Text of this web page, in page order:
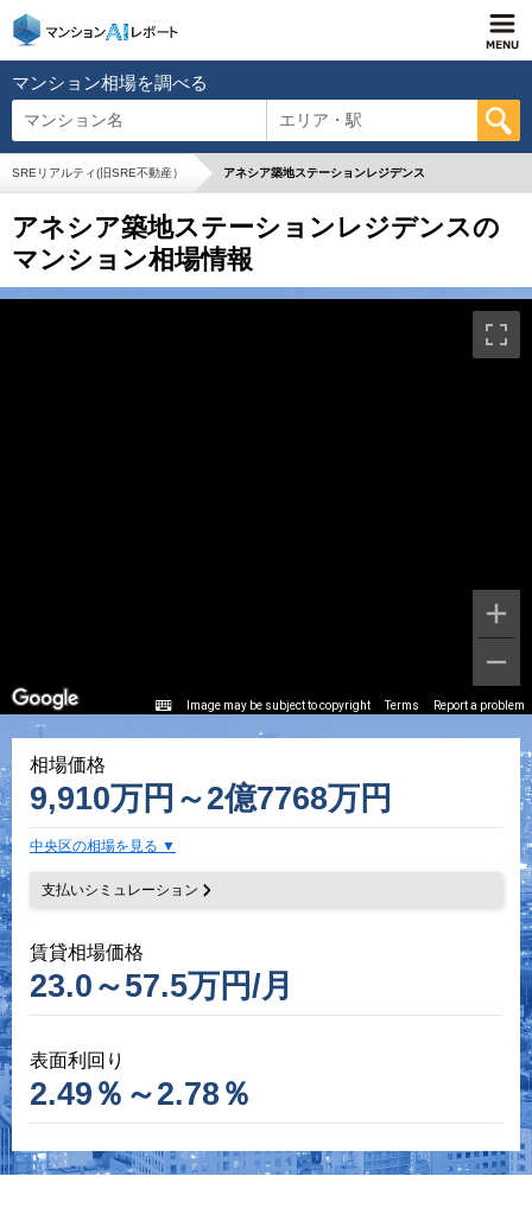
マンション相場を調べる
マンション名 エリア・駅
SREリアルティ(旧SRE不動産） アネシア築地ステーションレジデンス
アネシア築地ステーションレジデンスの
マンション相場情報
相場価格
9,910万円～2億7768万円
中央区の相場を見る
支払いシミュレーション
賃貸相場価格
23.0～57.5万円/月
表面利回り
2.49％～2.78％
Image may be subject to copyright Terms Report a problem